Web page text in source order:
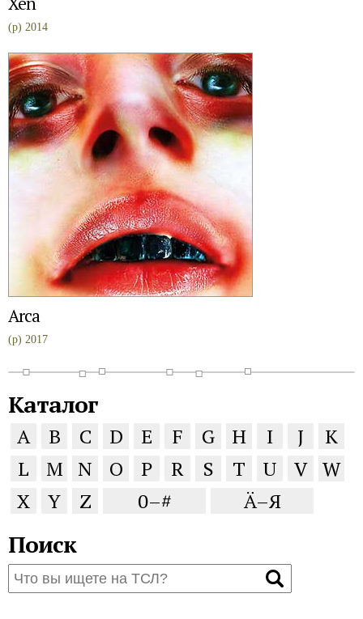
(p) 2014
Arca
(p) 2017
Каталог
A B C D E F G H I J
K
L
M N O P R S T U V W
X
Y Z 0–# Ä–Я
Поиск